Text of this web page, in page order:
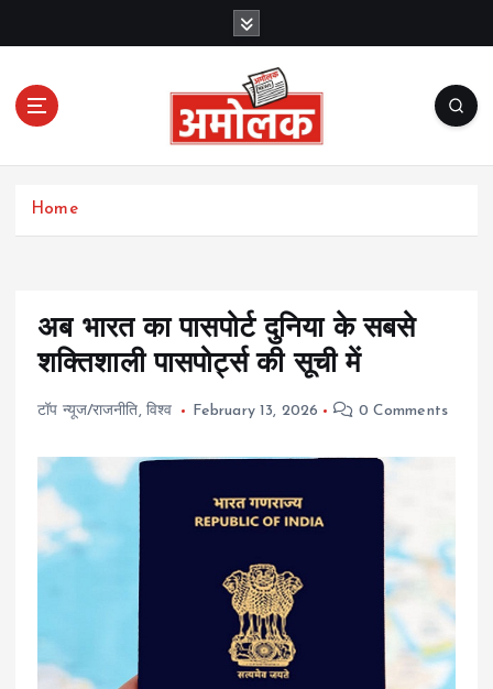
c
Amolak News
Home
अब भारत का पासपोर्ट दुनिया के सबसे
शक्तिशाली पासपोर्ट्स की सूची में
टॉप न्यूज/राजनीति, विश्व February 13, 2026 0 Comments